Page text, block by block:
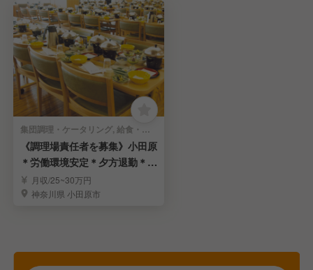
集団調理・ケータリング, 給食・社員食堂・介護・病院 | 料理長・料理長候補
《調理場責任者を募集》小田原
＊労働環境安定＊夕方退勤＊賞
与年3回＊車通勤可
月収/25~30万円
神奈川県 小田原市